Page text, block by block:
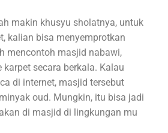
makin khusyu sholatnya, untuk
kalian bisa menyemprotkan
mencontoh masjid nabawi,
secara berkala. Kalau
di internet, masjid tersebut
oud. Mungkin, itu bisa jadi
di masjid di lingkungan mu